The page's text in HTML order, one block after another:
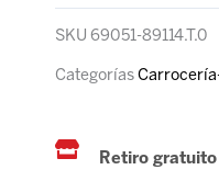
SKU 69051-89114.T.0
Categorías
Retiro gratuito